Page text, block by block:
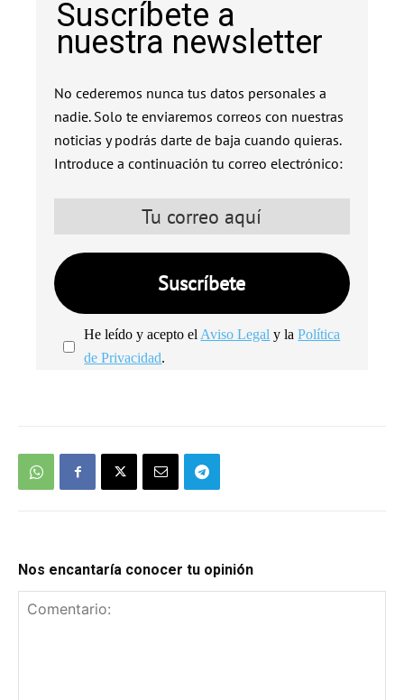
Suscríbete a
nuestra newsletter
No cederemos nunca tus datos personales a
nadie. Solo te enviaremos correos con nuestras
noticias y podrás darte de baja cuando quieras.
Introduce a continuación tu correo electrónico:
He leído y acepto el Aviso Legal y laPolítica
de Privacidad.
Nos encantaría conocer tu opinión